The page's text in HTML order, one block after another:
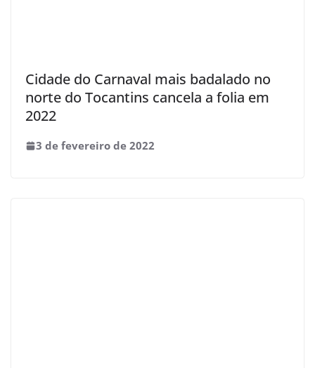
Cidade do Carnaval mais badalado no
norte do Tocantins cancela a folia em
2022
3 de fevereiro de 2022